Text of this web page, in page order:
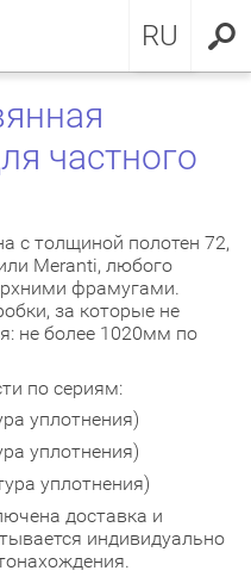
RU
LV
частного
с толщиной полотен 72,
Meranti, любого
фрамугами.
за которые не
не более 1020мм по
по сериям:
уплотнения)
уплотнения)
уплотнения)
доставка и
индивидуально